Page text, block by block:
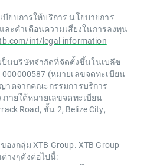
บียบการให้บริการ นโยบายการ
ะคำเตือนความเสี่ยงในการลงทุน
int/legal-information
ป็นบริษัทจำกัดที่จัดตั้งขึ้นในเบลีซ
(หมายเลขจดทะเบียน
าตจากคณะกรรมการบริการ
ภายใต้หมายเลขจดทะเบียน
Road, ชั้น 2, Belize City,
งกลุ่ม XTB Group. XTB Group
างๆดังต่อไปนี้: